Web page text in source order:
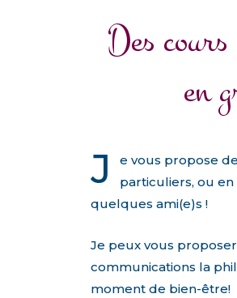
Des cours
eng
J
e vous propose
particuliers, ou
quelques ami(e)s !
Je peux vous
communications la
moment de bien-être!